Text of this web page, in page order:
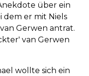
über ein
dem er mit Niels
Gerwen antrat.
van Gerwen
wollte sich ein